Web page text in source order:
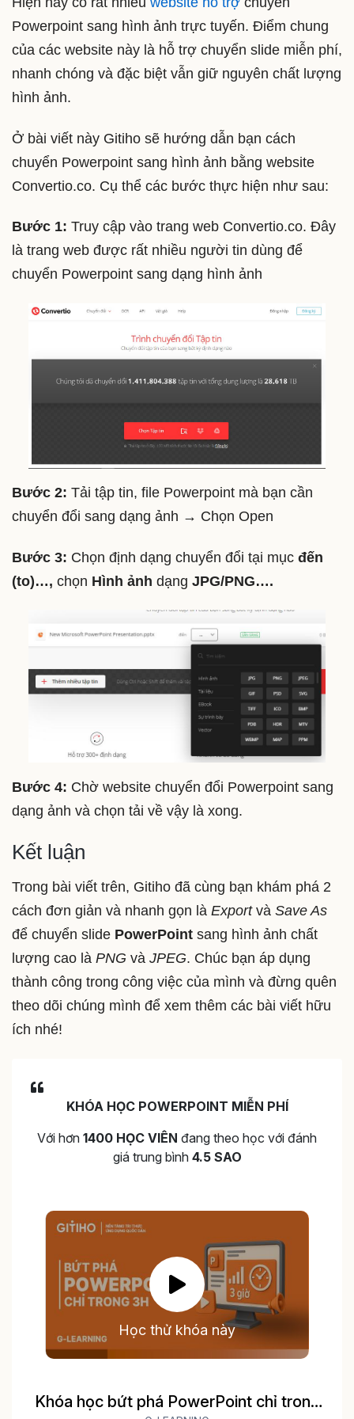
Powerpoint sang hình ảnh trực tuyến. Điểm chung
của các website này là hỗ trợ chuyển slide miễn phí,
nhanh chóng và đặc biệt vẫn giữ nguyên chất lượng
hình ảnh.
Ở bài viết này Gitiho sẽ hướng dẫn bạn cách
chuyển Powerpoint sang hình ảnh bằng website
Convertio.co. Cụ thể các bước thực hiện như sau:
Bước 1: Truy cập vào trang web Convertio.co. Đây
là trang web được rất nhiều người tin dùng để
chuyển Powerpoint sang dạng hình ảnh
Bước 2: Tải tập tin, file Powerpoint mà bạn cần
chuyển đổi sang dạng ảnh → Chọn Open
Bước 3: Chọn định dạng chuyển đổi tại mục đến
(to)…, chọn Hình ảnh dạng JPG/PNG….
Bước 4: Chờ website chuyển đổi Powerpoint sang
dạng ảnh và chọn tải về vậy là xong.
Kết luận
Trong bài viết trên, Gitiho đã cùng bạn khám phá 2
cách đơn giản và nhanh gọn là Exportvà Save As
để chuyển slide PowerPoint sang hình ảnh chất
lượng cao là PNG và JPEG. Chúc bạn áp dụng
thành công trong công việc của mình và đừng quên
theo dõi chúng mình để xem thêm các bài viết hữu
ích nhé!
KHÓA HỌC POWERPOINT MIỄN PHÍ
Với hơn 1400 HỌC VIÊN đang theo học với đánh
giá trung bình 4.5 SAO
Học thử khóa này
Khóa học bứt phá PowerPoint chỉ trong